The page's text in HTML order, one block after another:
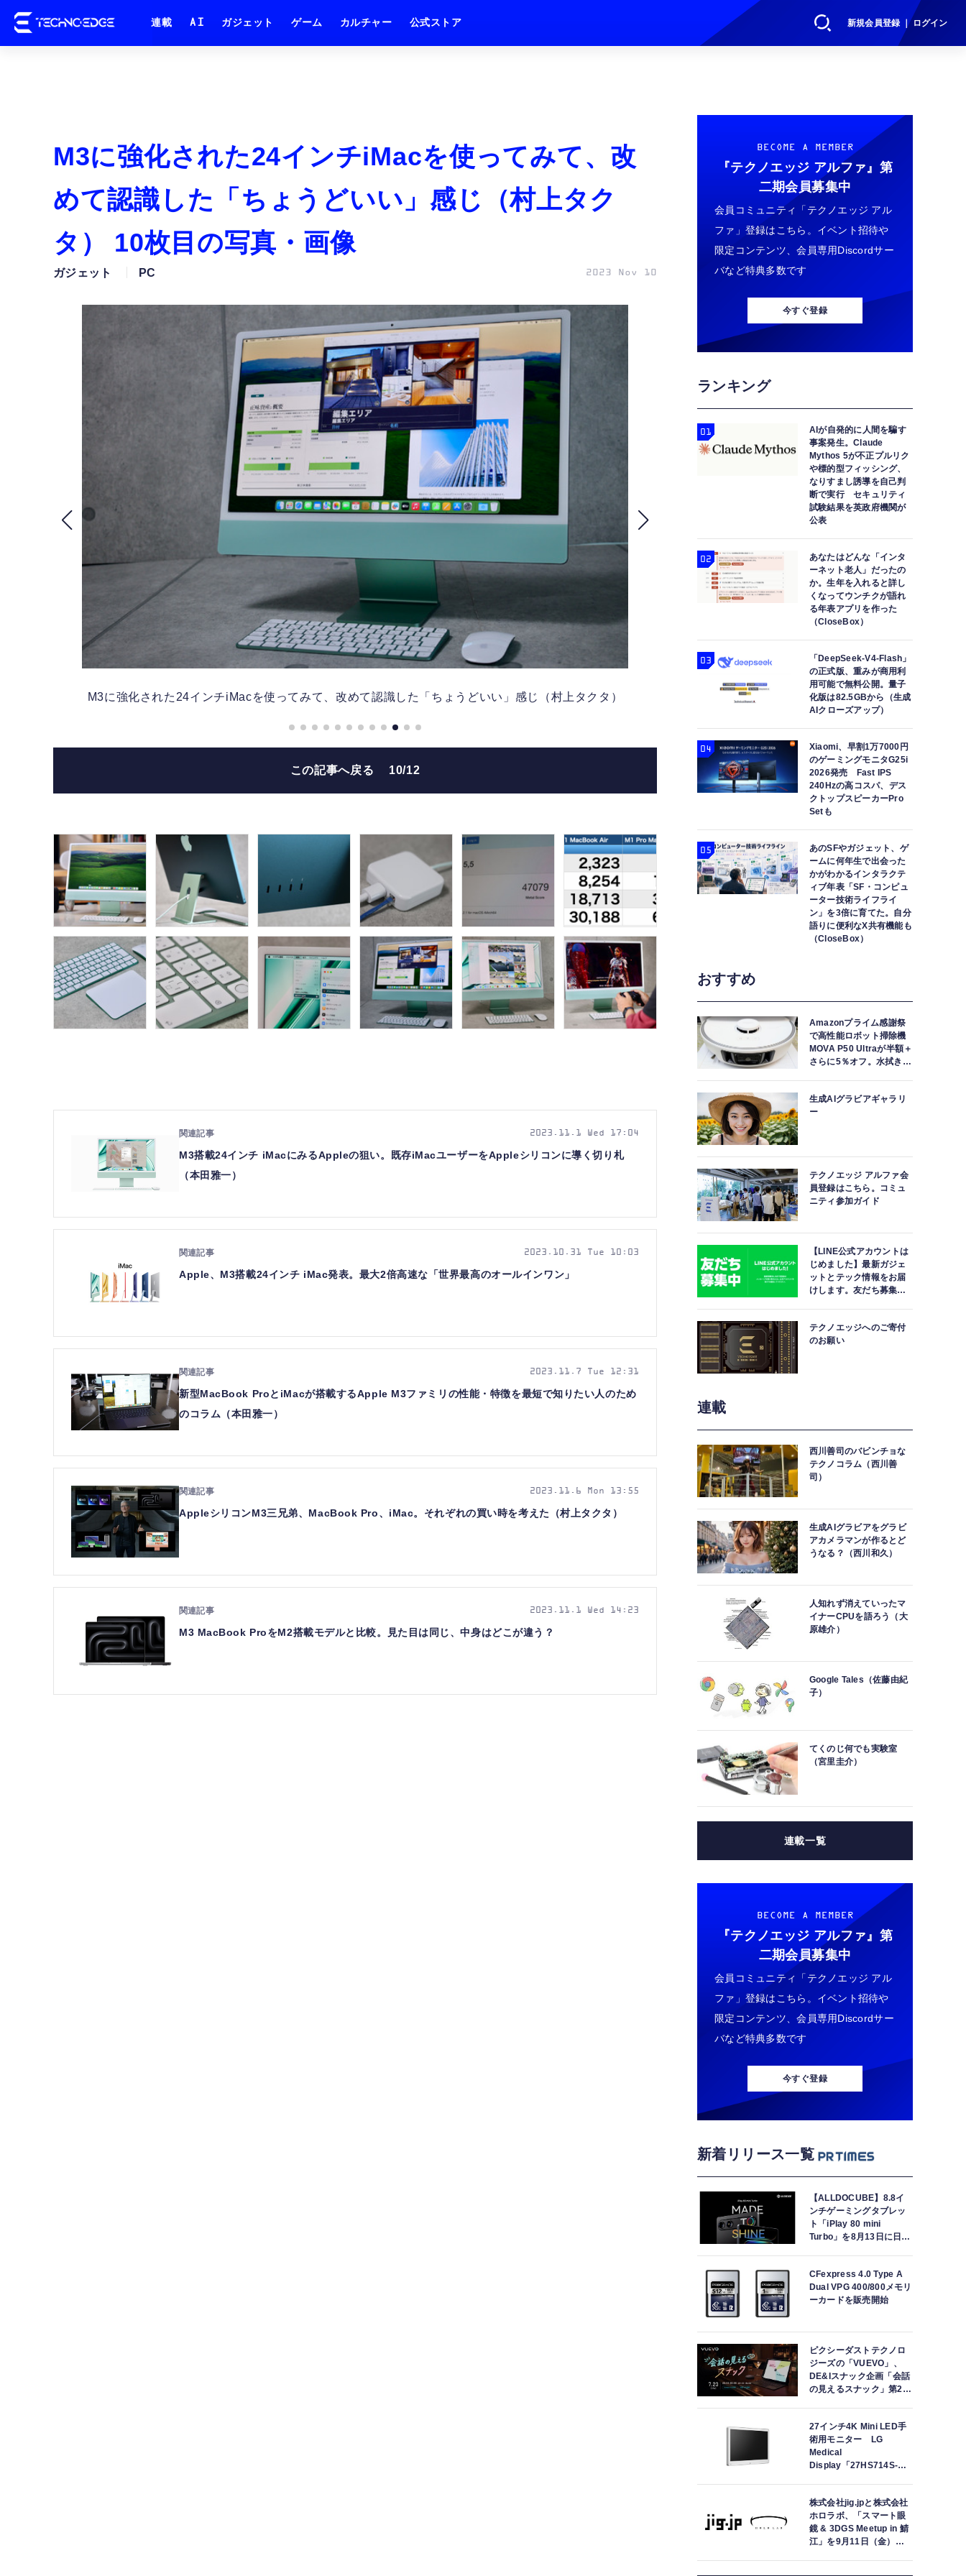
新規会員登録 ｜ ログイン
連載 AI ガジェット ゲーム カルチャー 公式ストア
M3に強化された24インチiMacを使ってみて、改
めて認識した「ちょうどいい」感じ（村上タク
タ） 10枚目の写真・画像
ガジェット PC 2023 Nov 10
M3に強化された24インチiMacを使ってみて、改めて認識した「ちょうどいい」感じ（村上タクタ） M3に強化された24インチiMacを使ってみて、改
この記事へ戻る 10/12
M3搭載24インチ iMacにみるAppleの狙い。既存iMacユーザーをAppleシリコンに導く切り札
（本田雅一）
2023.11.1 Wed 17:04
Apple、M3搭載24インチ iMac発表。最大2倍高速な「世界最高のオールインワン」
2023.10.31 Tue 10:03
新型MacBook ProとiMacが搭載するApple M3ファミリの性能・特徴を最短で知りたい人のため
のコラム（本田雅一）
2023.11.7 Tue 12:31
AppleシリコンM3三兄弟、MacBook Pro、iMac。それぞれの買い時を考えた（村上タクタ）
2023.11.6 Mon 13:55
M3 MacBook ProをM2搭載モデルと比較。見た目は同じ、中身はどこが違う？
2023.11.1 Wed 14:23
BECOME A MEMBER
『テクノエッジ アルファ』 第
二期会員募集中
会員コミュニティ「テクノエッジ アル
ファ」登録はこちら。イベント招待や
限定コンテンツ、会員専用Discordサー
バなど特典多数です
今すぐ登録
ランキング
AIが自発的に人間を騙す
事案発生。Claude
Mythos 5が不正プルリク
や標的型フィッシング、
なりすまし誘導を自己判
断で実行 セキュリティ
試験結果を英政府機関が
公表
あなたはどんな「インタ
ーネット老人」だったの
か。生年を入れると詳し
くなってウンチクが語れ
る年表アプリを作った
（CloseBox）
「DeepSeek-V4-Flash」
の正式版、重みが商用利
用可能で無料公開。量子
化版は82.5GBから（生成
AIクローズアップ）
Xiaomi、早割1万7000円
のゲーミングモニタG25i
2026発売 Fast IPS
240Hzの高コスパ、デス
クトップスピーカーPro
Setも
あのSFやガジェット、ゲ
ームに何年生で出会った
かがわかるインタラクテ
ィブ年表「SF・コンピュ
ーター技術ライフライ
ン」を3倍に育てた。自分
語りに便利なX共有機能も
（CloseBox）
おすすめ
Amazonプライム感謝祭
で高性能ロボット掃除機
MOVA P50 Ultraが半額＋
さらに5％オフ。水拭きモ
生成AIグラビアギャラリ
ー
テクノエッジ アルファ会
員登録はこちら。コミュ
ニティ参加ガイド
【LINE公式アカウントは
じめました】最新ガジェ
ットとテック情報をお届
けします。友だち募集
テクノエッジへのご寄付
のお願い
連載
西川善司のバビンチョな
テクノコラム（西川善
司）
生成AIグラビアをグラビ
アカメラマンが作るとど
うなる？（西川和久）
人知れず消えていったマ
イナーCPUを語ろう（大
原雄介）
Google Tales（佐藤由紀
子）
てくのじ何でも実験室
（宮里圭介）
連載一覧
BECOME A MEMBER
『テクノエッジ アルファ』 第
二期会員募集中
会員コミュニティ「テクノエッジ アル
ファ」登録はこちら。イベント招待や
限定コンテンツ、会員専用Discordサー
バなど特典多数です
今すぐ登録
新着リリース一覧
【ALLDOCUBE】8.8イ
ンチゲーミングタブレッ
ト「iPlay 80 mini
Turbo」を8月13日に日本
CFexpress 4.0 Type A
Dual VPG 400/800メモリ
ーカードを販売開始
ピクシーダストテクノロ
ジーズの「VUEVO」、
DE&Iスナック企画「会話
の見えるスナック」第2回
クに戻れた」
27インチ4K Mini LED手
術用モニター LG
Medical
Display「27HS714S-
株式会社jig.jpと株式会社
ホロラボ、「スマート眼
鏡 & 3DGS Meetup in 鯖
江」を9月11日（金）に